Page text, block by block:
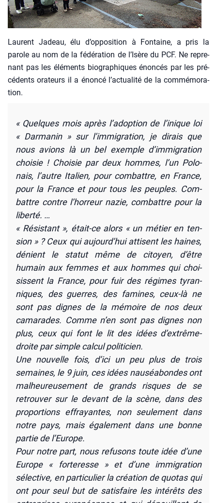
Laurent Jadeau, élu d’opposition à Fon­taine, a pris la
parole au nom de la fédé­ra­tion de l’Isère du PCF. Ne repre­
nant pas les élé­ments bio­gra­phiques énon­cés par les pré­
cé­dents ora­teurs il a énon­cé l’actualité de la com­mé­mo­ra­
tion.
« Quelques mois après l’a­dop­tion de l’inique loi
« Dar­ma­nin » sur l’immigration, je dirais que
nous avions là un bel exemple d’im­mi­gra­tion
choi­sie ! Choi­sie par deux hommes, l’un Polo­
nais, l’autre Ita­lien, pour com­battre, en France,
pour la France et pour tous les peuples. Com­
battre contre l’hor­reur nazie, com­battre pour la
liber­té. …
« Résis­tant », était-ce alors « un métier en ten­
sion » ? Ceux qui aujourd’hui attisent les haines,
dénient le sta­tut même de citoyen, d’être
humain aux femmes et aux hommes qui choi­
sissent la France, pour fuir des régimes tyran­
niques, des guerres, des famines, ceux-là ne
sont pas dignes de la mémoire de nos deux
cama­rades. Comme n’en sont pas dignes non
plus, ceux qui font le lit des idées d’extrême-
droite par simple cal­cul poli­ti­cien.
Une nou­velle fois, d’ici un peu plus de trois
semaines, le 9 juin, ces idées nau­séa­bondes ont
mal­heu­reu­se­ment de grands risques de se
retrou­ver sur le devant de la scène, dans des
pro­por­tions effrayantes, non seule­ment dans
notre pays, mais éga­le­ment dans une bonne
par­tie de l’Europe.
Pour notre part, nous refu­sons toute idée d’une
Europe « for­te­resse » et d’une immi­gra­tion
sélec­tive, en par­ti­cu­lier la créa­tion de quo­tas qui
ont pour seul but de satis­faire les inté­rêts des